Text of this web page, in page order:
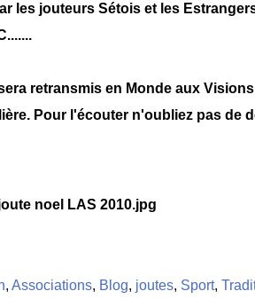
les jouteurs Sétois et les
retransmis en Monde aux
Pour l'écouter n'oubliez pas de
, Associations, Blog, joutes, Sport,